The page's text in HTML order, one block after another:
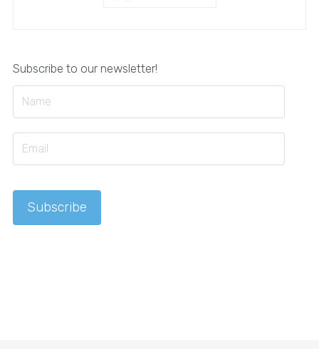
Subscribe to our newsletter!